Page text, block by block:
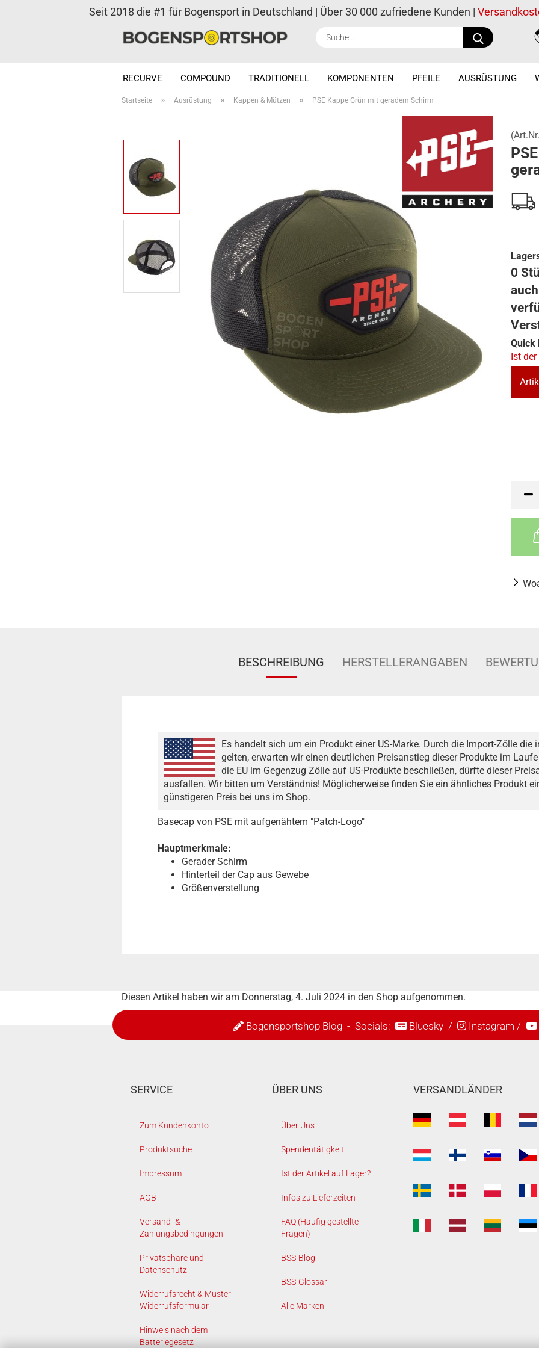
Suche...
Seit 2018 die #1 für Bogensport in Deutschland | Über 30 000 zufriedene Kunden |
RECURVE COMPOUND TRADITIONELL KOMPONENTEN PFEILE AUSRÜSTUNG
Startseite » Ausrüstung » Kappen & Mützen » PSE Kappe Grün mit geradem Schirm
0
Quick
Ist
BESCHREIBUNG HERSTELLERANGABEN
Es handelt sich um ein Produkt einer US-Marke. Durch die Import-Zölle die
gelten, erwarten wir einen deutlichen Preisanstieg dieser Produkte im
die EU im Gegenzug Zölle auf US-Produkte beschließen, dürfte dieser
ausfallen. Wir bitten um Verständnis! Möglicherweise finden Sie ein ähnliches Produkt
günstigeren Preis bei uns im Shop.
Basecap von PSE mit aufgenähtem "Patch-Logo"
Hauptmerkmale:
Gerader Schirm
Hinterteil der Cap aus Gewebe
Größenverstellung
Diesen Artikel haben wir am Donnerstag, 4. Juli 2024 in den Shop aufgenommen.
Bogensportshop Blog- Socials: Bluesky/ Instagram /
SERVICE
Zum Kundenkonto
Produktsuche
Impressum
AGB
Versand- &
Zahlungsbedingungen
Privatsphäre und
Datenschutz
Widerrufsrecht & Muster-
Widerrufsformular
Hinweis nach dem
Batteriegesetz
ÜBER UNS
Über Uns
Spendentätigkeit
Ist der Artikel auf Lager?
Infos zu Lieferzeiten
FAQ (Häufig gestellte
Fragen)
BSS-Blog
BSS-Glossar
Alle Marken
VERSANDLÄNDER